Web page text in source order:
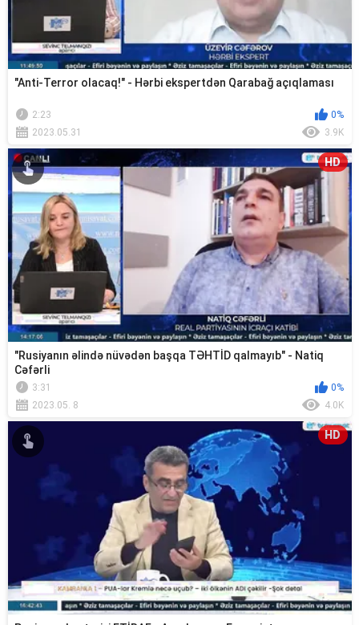
"Anti-Terror olacaq!" - Hərbi ekspertdən Qarabağ açıqlaması
2:23
0%
2023.05.31
3.9K
HD
"Rusiyanın əlində nüvədən başqa TƏHTİD qalmayıb" - Natiq
Cəfərli
3:31
0%
2023.05. 8
4.0K
HD